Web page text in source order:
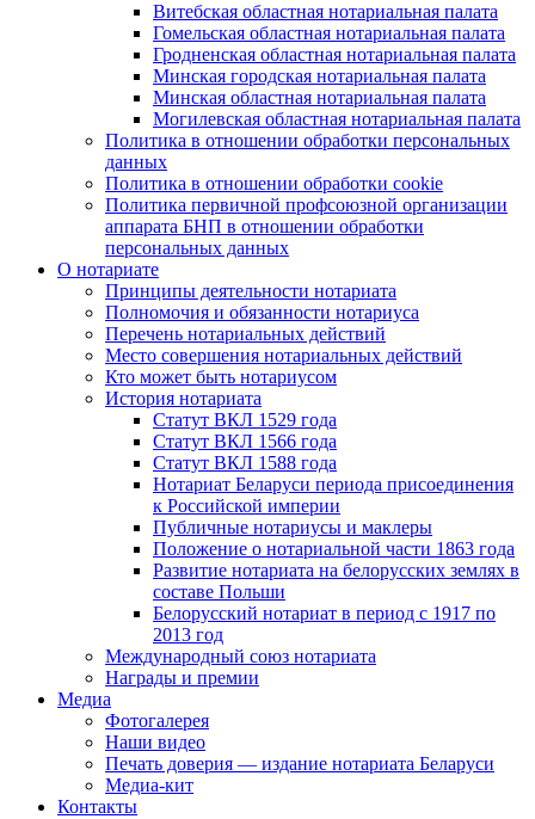
Витебская областная нотариальная палата
Гомельская областная нотариальная палата
Гродненская областная нотариальная палата
Минская городская нотариальная палата
Минская областная нотариальная палата
Могилевская областная нотариальная палата
Политика в отношении обработки персональных
данных
Политика в отношении обработки cookie
Политика первичной профсоюзной организации
аппарата БНП в отношении обработки
персональных данных
О нотариате
Принципы деятельности нотариата
Полномочия и обязанности нотариуса
Перечень нотариальных действий
Место совершения нотариальных действий
Кто может быть нотариусом
История нотариата
Статут ВКЛ 1529 года
Статут ВКЛ 1566 года
Статут ВКЛ 1588 года
Нотариат Беларуси периода присоединения
к Российской империи
Публичные нотариусы и маклеры
Положение о нотариальной части 1863 года
Развитие нотариата на белорусских землях в
составе Польши
Белорусский нотариат в период с 1917 по
2013 год
Международный союз нотариата
Награды и премии
Медиа
Фотогалерея
Наши видео
Печать доверия — издание нотариата Беларуси
Медиа-кит
Контакты